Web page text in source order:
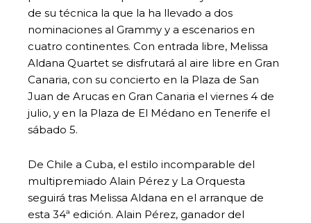
de su técnica la que la ha llevado a dos
nominaciones al Grammy y a escenarios en
cuatro continentes. Con entrada libre, Melissa
Aldana Quartet se disfrutará al aire libre en Gran
Canaria, con su concierto en la Plaza de San
Juan de Arucas en Gran Canaria el viernes 4 de
julio, y en la Plaza de El Médano en Tenerife el
sábado 5.
De Chile a Cuba, el estilo incomparable del
multipremiado Alain Pérez y La Orquesta
seguirá tras Melissa Aldana en el arranque de
esta 34ª edición. Alain Pérez, ganador del